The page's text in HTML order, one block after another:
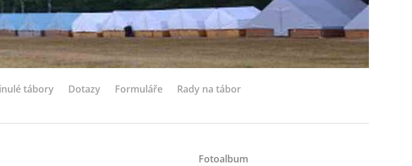
tábory Dotazy Formuláře Rady na tábor
Fotoalbum